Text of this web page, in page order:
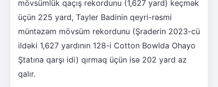
mövsümlük qaçış rekordunu (1,627 yard) keçmək
üçün 225 yard, Tayler Badinin qeyri-rəsmi
müntəzəm mövsüm rekordunu (Şraderin 2023-cü
ildəki 1,627 yardının 128-i Cotton Bowlda Ohayo
Ştatına qarşı idi) qırmaq üçün isə 202 yard az
qalır.